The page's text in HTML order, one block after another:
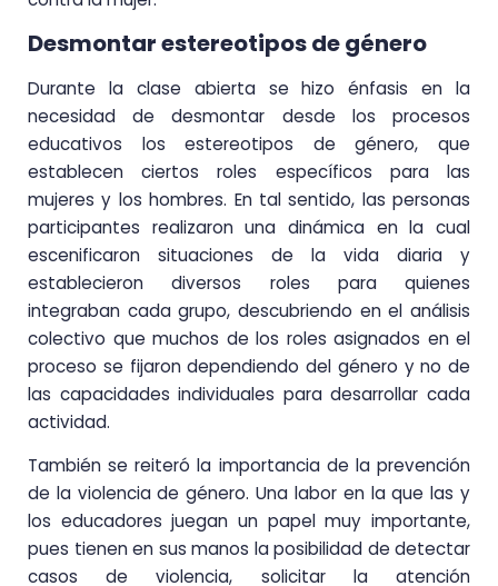
Desmontar estereotipos de género
Durante la clase abierta se hizo énfasis en la
necesidad de desmontar desde los procesos
educativos los estereotipos de género, que
establecen ciertos roles específicos para las
mujeres y los hombres. En tal sentido, las personas
participantes realizaron una dinámica en la cual
escenificaron situaciones de la vida diaria y
establecieron diversos roles para quienes
integraban cada grupo, descubriendo en el análisis
colectivo que muchos de los roles asignados en el
proceso se fijaron dependiendo del género y no de
las capacidades individuales para desarrollar cada
actividad.
También se reiteró la importancia de la prevención
de la violencia de género. Una labor en la que las y
los educadores juegan un papel muy importante,
pues tienen en sus manos la posibilidad de detectar
casos de violencia, solicitar la atención